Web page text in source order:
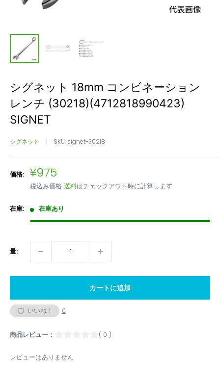
シグネット 18mm コンビネーション
レンチ (30218)(4712818990423)
SIGNET
シグネット SKU: signet-30218
価格: 販
売
価
格
¥975
税込み価格 送料はチェックアウト時に計算します
在庫: 在庫あり
量:
カートに追加
いいね！ 0
商品レビュー： ( 0 )
レビューはありません